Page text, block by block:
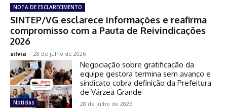
NOTA DE ESCLARECIMENTO
SINTEP/VG esclarece informações e reafirma
compromisso com a Pauta de Reivindicações
2026
silvia - 28 de julho de 2026
Notícias
Negociação sobre gratificação da
equipe gestora termina sem avanço e
sindicato cobra definição da Prefeitura
de Várzea Grande
28 de julho de 2026